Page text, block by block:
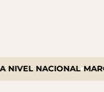
NACIONAL MARCAS